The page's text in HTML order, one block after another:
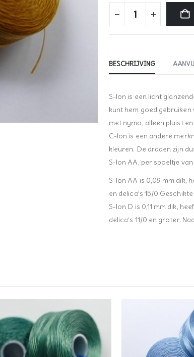
BESCHRIJVING
S-lon is een licht
kunt hem goed
met nymo, alleen pluist
C-lon is een andere
kleuren. De draden zijn
S-lon AA, per spoeltje
S-lon AA is 0,09 mm dik,
en delica’s 15/0
S-lon D is 0,11 mm dik,
delica’s 11/0 en groter.